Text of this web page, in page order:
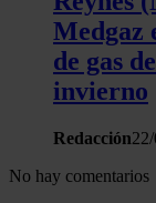
análisis web,
haya
hecho de sus
Medgaz
de gas
invierno
Redacción
No hay comentarios